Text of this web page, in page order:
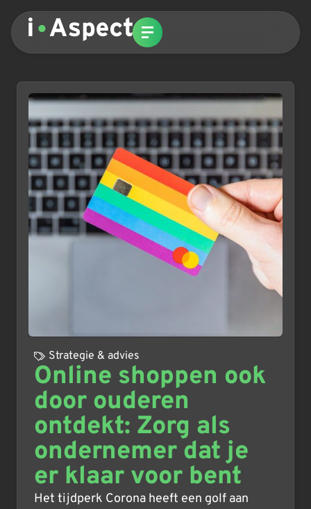
Strategie & advies
Online shoppen ook
door ouderen
ontdekt: Zorg als
ondernemer dat je
er klaar voor bent
Het tijdperk Corona heeft een golf aan